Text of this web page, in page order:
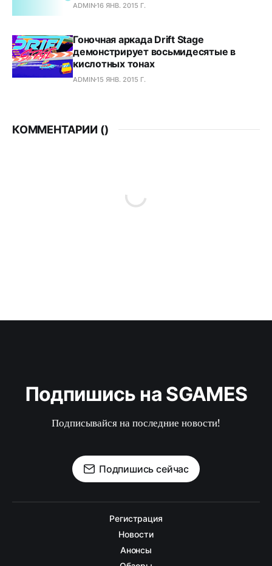
ADMIN16 ЯНВ. 2015 Г.
Гоночная аркада Drift Stage
демонстрирует восьмидесятые в
кислотных тонах
ADMIN15 ЯНВ. 2015 Г.
КОММЕНТАРИИ ()
Подпишись на SGAMES
Подписывайся на последние новости!
Подпишись сейчас
Регистрация
Новости
Анонсы